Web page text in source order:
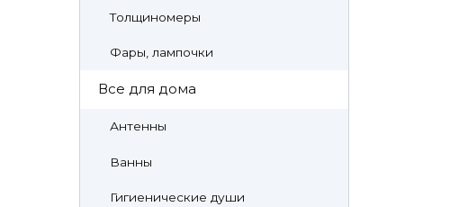
Толщиномеры
Фары, лампочки
Все для дома
Антенны
Ванны
Гигиенические души